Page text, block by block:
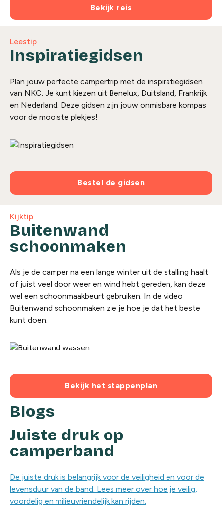
Bekijk reis
Leestip
Inspiratiegidsen
Plan jouw perfecte campertrip met de inspiratiegidsen
van NKC. Je kunt kiezen uit Benelux, Duitsland, Frankrijk
en Nederland. Deze gidsen zijn jouw onmisbare kompas
voor de mooiste plekjes!
Bestel de gidsen
Kijktip
Buitenwand
schoonmaken
Als je de camper na een lange winter uit de stalling haalt
of juist veel door weer en wind hebt gereden, kan deze
wel een schoonmaakbeurt gebruiken. In de video
Buitenwand schoonmaken zie je hoe je dat het beste
kunt doen.
Bekijk het stappenplan
Blogs
Juiste druk op
camperband
De juiste druk is belangrijk voor de veiligheid en voor de
levensduur van de band. Lees meer over hoe je veilig,
voordelig en milieuvriendelijk kan rijden.